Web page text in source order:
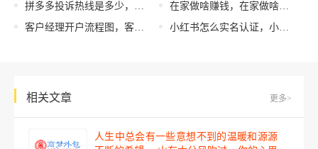
拼多多投诉热线是多少，拼多多的投诉热线
客户经理开户流程图，客户经理开户流程图片？
在家做啥赚钱，在家做啥赚钱快？
小红书怎么实名认证，小红书实名认证步骤？
相关文章 更多>
人生中总会有一些意想不到的温暖和源源